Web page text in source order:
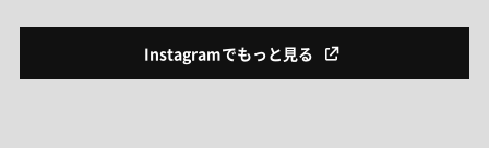
Instagramでもっと見る